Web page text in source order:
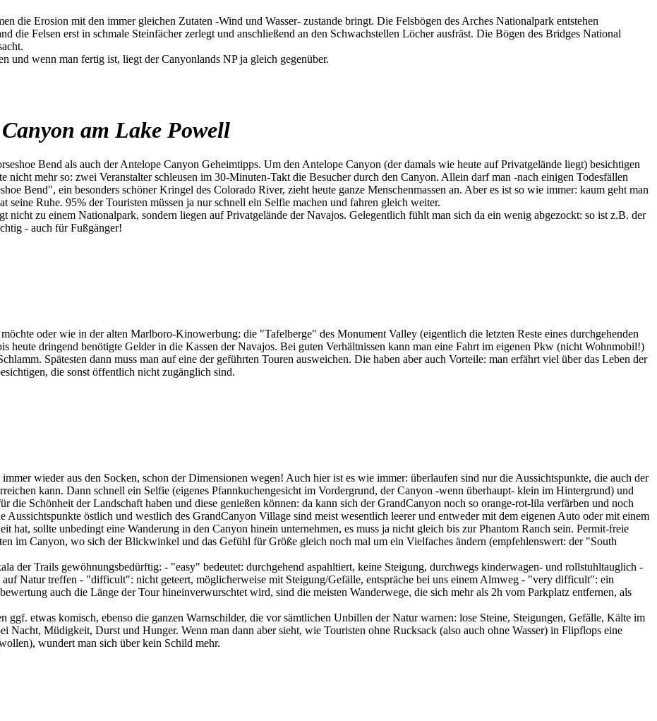
die Erosion mit den immer gleichen Zutaten -Wind und Wasser- zustande bringt. Die Felsbögen des Arches Nationalpark entstehen
die Felsen erst in schmale Steinfächer zerlegt und anschließend an den Schwachstellen Löcher ausfräst. Die Bögen des Bridges National
und wenn man fertig ist, liegt der Canyonlands NP ja gleich gegenüber.
am Lake Powell
Bend als auch der Antelope Canyon Geheimtipps. Um den Antelope Canyon (der damals wie heute auf Privatgelände liegt) besichtigen
nicht mehr so: zwei Veranstalter schleusen im 30-Minuten-Takt die Besucher durch den Canyon. Allein darf man -nach einigen Todesfällen
Bend", ein besonders schöner Kringel des Colorado River, zieht heute ganze Menschenmassen an. Aber es ist so wie immer: kaum geht man
Ruhe. 95% der Touristen müssen ja nur schnell ein Selfie machen und fahren gleich weiter.
nicht zu einem Nationalpark, sondern liegen auf Privatgelände der Navajos. Gelegentlich fühlt man sich da ein wenig abgezockt: so ist z.B. der
- auch für Fußgänger!
oder wie in der alten Marlboro-Kinowerbung: die "Tafelberge" des Monument Valley (eigentlich die letzten Reste eines durchgehenden
heute dringend benötigte Gelder in die Kassen der Navajos. Bei guten Verhältnissen kann man eine Fahrt im eigenen Pkw (nicht Wohnmobil!)
Spätesten dann muss man auf eine der geführten Touren ausweichen. Die haben aber auch Vorteile: man erfährt viel über das Leben der
die sonst öffentlich nicht zugänglich sind.
wieder aus den Socken, schon der Dimensionen wegen! Auch hier ist es wie immer: überlaufen sind nur die Aussichtspunkte, die auch der
kann. Dann schnell ein Selfie (eigenes Pfannkuchengesicht im Vordergrund, der Canyon -wenn überhaupt- klein im Hintergrund) und
die Schönheit der Landschaft haben und diese genießen können: da kann sich der GrandCanyon noch so orange-rot-lila verfärben und noch
östlich und westlich des GrandCanyon Village sind meist wesentlich leerer und entweder mit dem eigenen Auto oder mit einem
hat, sollte unbedingt eine Wanderung in den Canyon hinein unternehmen, es muss ja nicht gleich bis zur Phantom Ranch sein. Permit-freie
im Canyon, wo sich der Blickwinkel und das Gefühl für Größe gleich noch mal um ein Vielfaches ändern (empfehlenswert: der "South
der Trails gewöhnungsbedürftig: - "easy" bedeutet: durchgehend aspahltiert, keine Steigung, durchwegs kinderwagen- und rollstuhltauglich -
auf Natur treffen - "difficult": nicht geteert, möglicherweise mit Steigung/Gefälle, entspräche bei uns einem Almweg - "very difficult": ein
auch die Länge der Tour hineinverwurschtet wird, sind die meisten Wanderwege, die sich mehr als 2h vom Parkplatz entfernen, als
ggf. etwas komisch, ebenso die ganzen Warnschilder, die vor sämtlichen Unbillen der Natur warnen: lose Steine, Steigungen, Gefälle, Kälte im
Nacht, Müdigkeit, Durst und Hunger. Wenn man dann aber sieht, wie Touristen ohne Rucksack (also auch ohne Wasser) in Flipflops eine
wundert man sich über kein Schild mehr.